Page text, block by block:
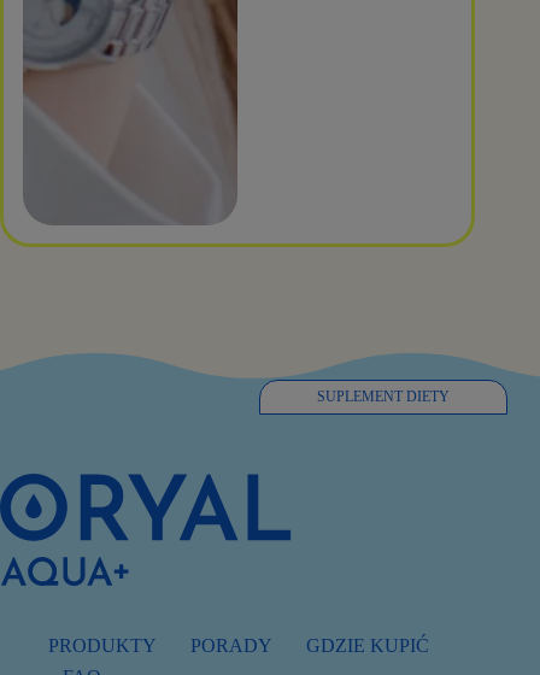
SUPLEMENT DIETY
PRODUKTY PORADY
GDZIE KUPIĆ